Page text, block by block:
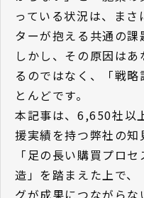
っている状況は、ま
ターが抱える共通の課
しかし、その原因は
るのではなく、「戦
とんどです。
本記事は、6,650社以
援実績を持つ弊社の
「足の長い購買プロ
造」を踏まえた上で
グが成果につながら